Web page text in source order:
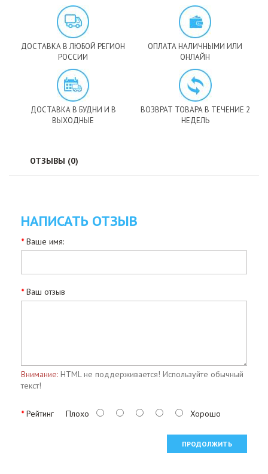
ДОСТАВКА В ЛЮБОЙ РЕГИОН
РОССИИ
ОПЛАТА НАЛИЧНЫМИ ИЛИ
ОНЛАЙН
ДОСТАВКА В БУДНИ И В
ВЫХОДНЫЕ
ВОЗВРАТ ТОВАРА В ТЕЧЕНИЕ 2
НЕДЕЛЬ
ОТЗЫВЫ (0)
НАПИСАТЬ ОТЗЫВ
Ваше имя:
Ваш отзыв
Внимание: HTML не поддерживается! Используйте обычный
текст!
Рейтинг Плохо Хорошо
ПРОДОЛЖИТЬ